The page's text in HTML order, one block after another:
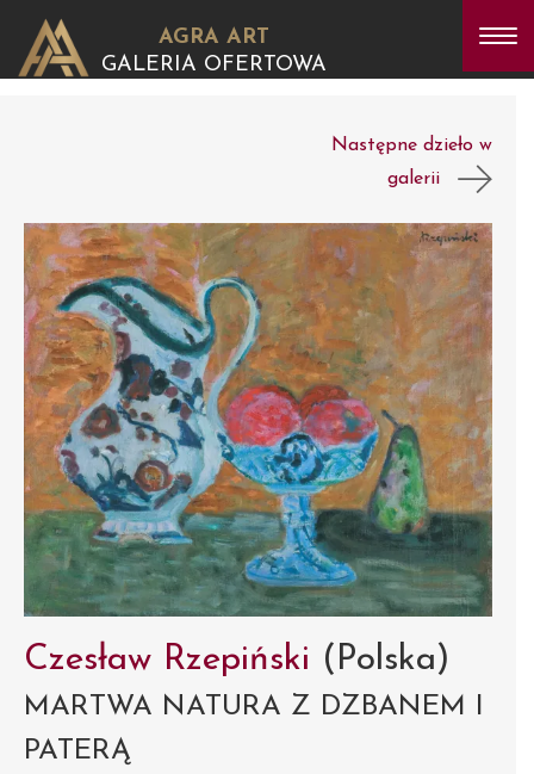
AGRA ART
GALERIA OFERTOWA
Następne dzieło w
galerii
Czesław Rzepiński (Polska)
MARTWA NATURA Z DZBANEM I
PATERĄ